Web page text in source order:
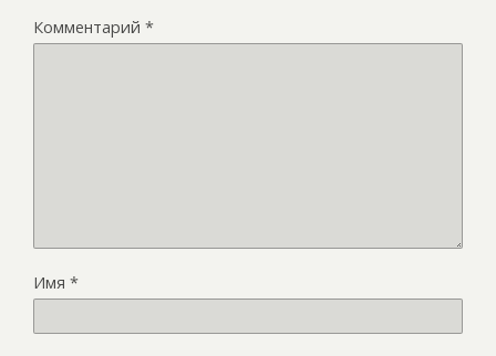
Комментарий *
Имя *